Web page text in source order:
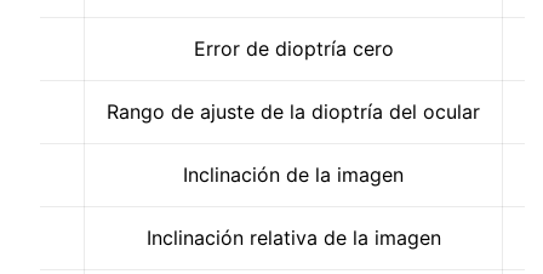
Error de dioptría cero
Rango de ajuste de la dioptría del ocular
Inclinación de la imagen
Inclinación relativa de la imagen